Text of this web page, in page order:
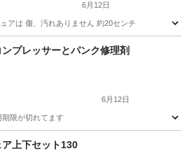
6月12日
アは 傷、汚れありません 約20センチ
フィギュア ありません
プレッサーとパンク修理剤
6月12日
限が切れてます
メンテナンス用品
ア上下セット130